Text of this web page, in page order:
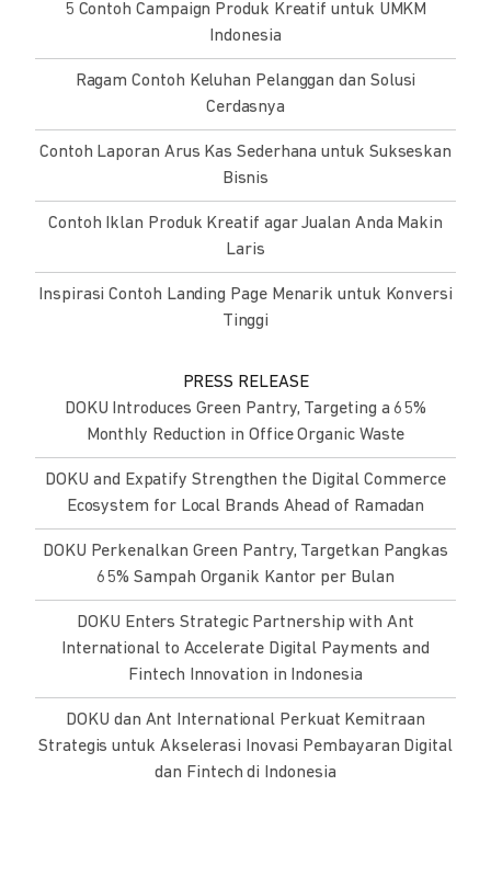
5 Contoh Campaign Produk Kreatif untuk UMKM
Indonesia
Ragam Contoh Keluhan Pelanggan dan Solusi
Cerdasnya
Contoh Laporan Arus Kas Sederhana untuk Sukseskan
Bisnis
Contoh Iklan Produk Kreatif agar Jualan Anda Makin
Laris
Inspirasi Contoh Landing Page Menarik untuk Konversi
Tinggi
PRESS RELEASE
DOKU Introduces Green Pantry, Targeting a 65%
Monthly Reduction in Office Organic Waste
DOKU and Expatify Strengthen the Digital Commerce
Ecosystem for Local Brands Ahead of Ramadan
DOKU Perkenalkan Green Pantry, Targetkan Pangkas
65% Sampah Organik Kantor per Bulan
DOKU Enters Strategic Partnership with Ant
International to Accelerate Digital Payments and
Fintech Innovation in Indonesia
DOKU dan Ant International Perkuat Kemitraan
Strategis untuk Akselerasi Inovasi Pembayaran Digital
dan Fintech di Indonesia